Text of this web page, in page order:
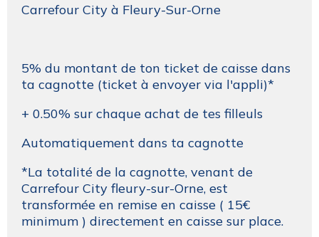
Carrefour City à Fleury-Sur-Orne
5% du montant de ton ticket de caisse dans
ta cagnotte (ticket à envoyer via l'appli)*
+ 0.50% sur chaque achat de tes filleuls
Automatiquement dans ta cagnotte
*La totalité de la cagnotte, venant de
Carrefour City fleury-sur-Orne, est
transformée en remise en caisse ( 15€
minimum ) directement en caisse sur place.